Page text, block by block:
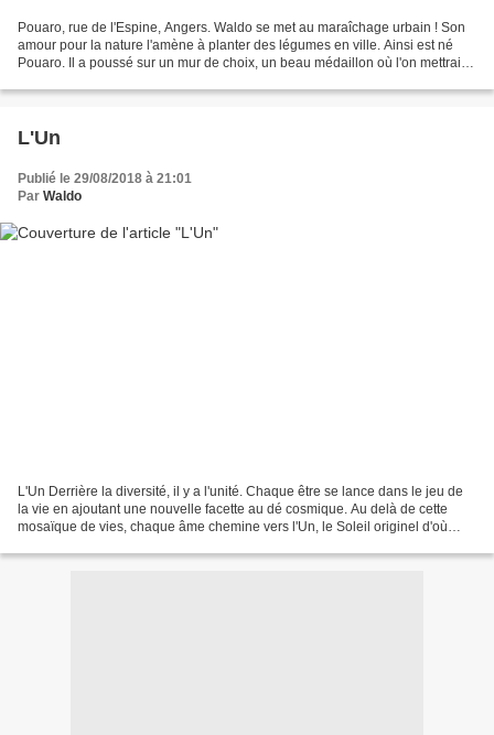
Pouaro, rue de l'Espine, Angers. Waldo se met au maraîchage urbain ! Son
amour pour la nature l'amène à planter des légumes en ville. Ainsi est né
Pouaro. Il a poussé sur un mur de choix, un beau médaillon où l'on mettrait
L'Un
Publié le 29/08/2018 à 21:01
Par Waldo
L'Un Derrière la diversité, il y a l'unité. Chaque être se lance dans le jeu de
la vie en ajoutant une nouvelle facette au dé cosmique. Au delà de cette
mosaïque de vies, chaque âme chemine vers l'Un, le Soleil originel d'où